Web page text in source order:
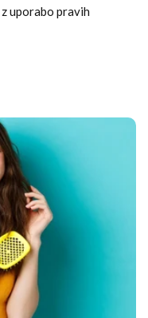
uporabo pravih